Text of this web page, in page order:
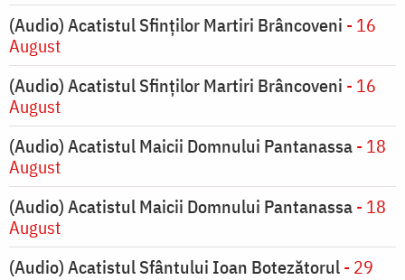
(Audio) Acatistul Sfinților Martiri Brâncoveni - 16
August
(Audio) Acatistul Sfinților Martiri Brâncoveni - 16
August
(Audio) Acatistul Maicii Domnului Pantanassa- 18
August
(Audio) Acatistul Maicii Domnului Pantanassa- 18
August
(Audio) Acatistul Sfântului Ioan Botezătorul- 29